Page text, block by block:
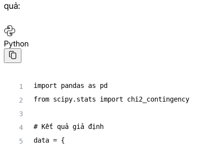
quả:
Python
import pandas as
from scipy. stats import chi2_contingency
# Kết quả giả định
data = {